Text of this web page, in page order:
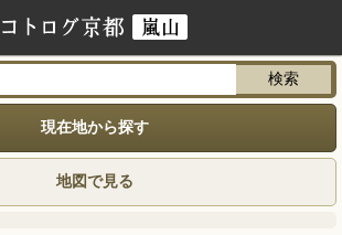
現在地から探す
地図で見る